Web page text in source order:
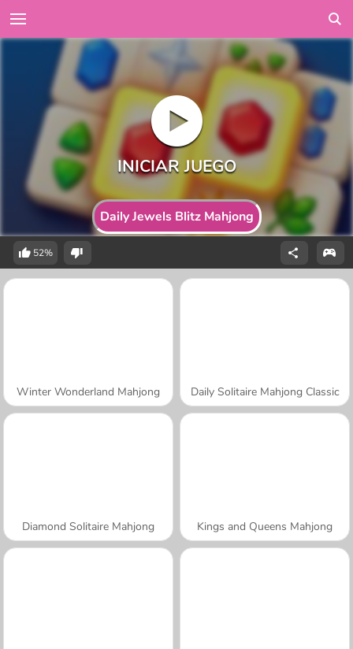
Daily Jewels Blitz Mahjong
52%
Winter Wonderland Mahjong Daily Solitaire Mahjong Classic
Diamond Solitaire Mahjong Kings and Queens Mahjong